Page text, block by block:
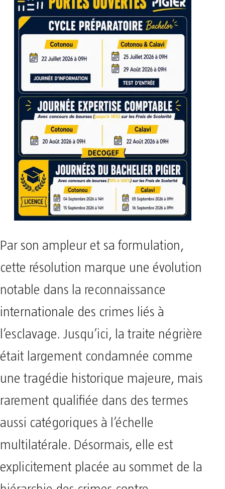
Par son ampleur et sa formulation,
cette résolution marque une évolution
notable dans la reconnaissance
internationale des crimes liés à
l’esclavage. Jusqu’ici, la traite négrière
était largement condamnée comme
une tragédie historique majeure, mais
rarement qualifiée dans des termes
aussi catégoriques à l’échelle
multilatérale. Désormais, elle est
explicitement placée au sommet de la